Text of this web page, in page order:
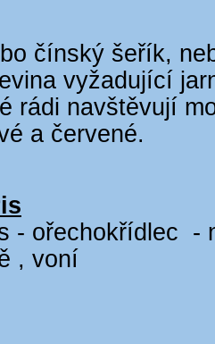
čínský šeřík,
vyžadující
rádi navštěvují
a červené.
- ořechokřídlec -
, voní